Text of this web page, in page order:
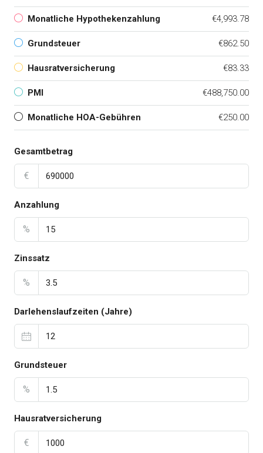
Monatliche Hypothekenzahlung €4,993.78
Grundsteuer €862.50
Hausratversicherung €83.33
PMI €488,750.00
Monatliche HOA-Gebühren €250.00
Gesamtbetrag
€
Anzahlung
%
Zinssatz
%
Darlehenslaufzeiten (Jahre)
Grundsteuer
%
Hausratversicherung
€